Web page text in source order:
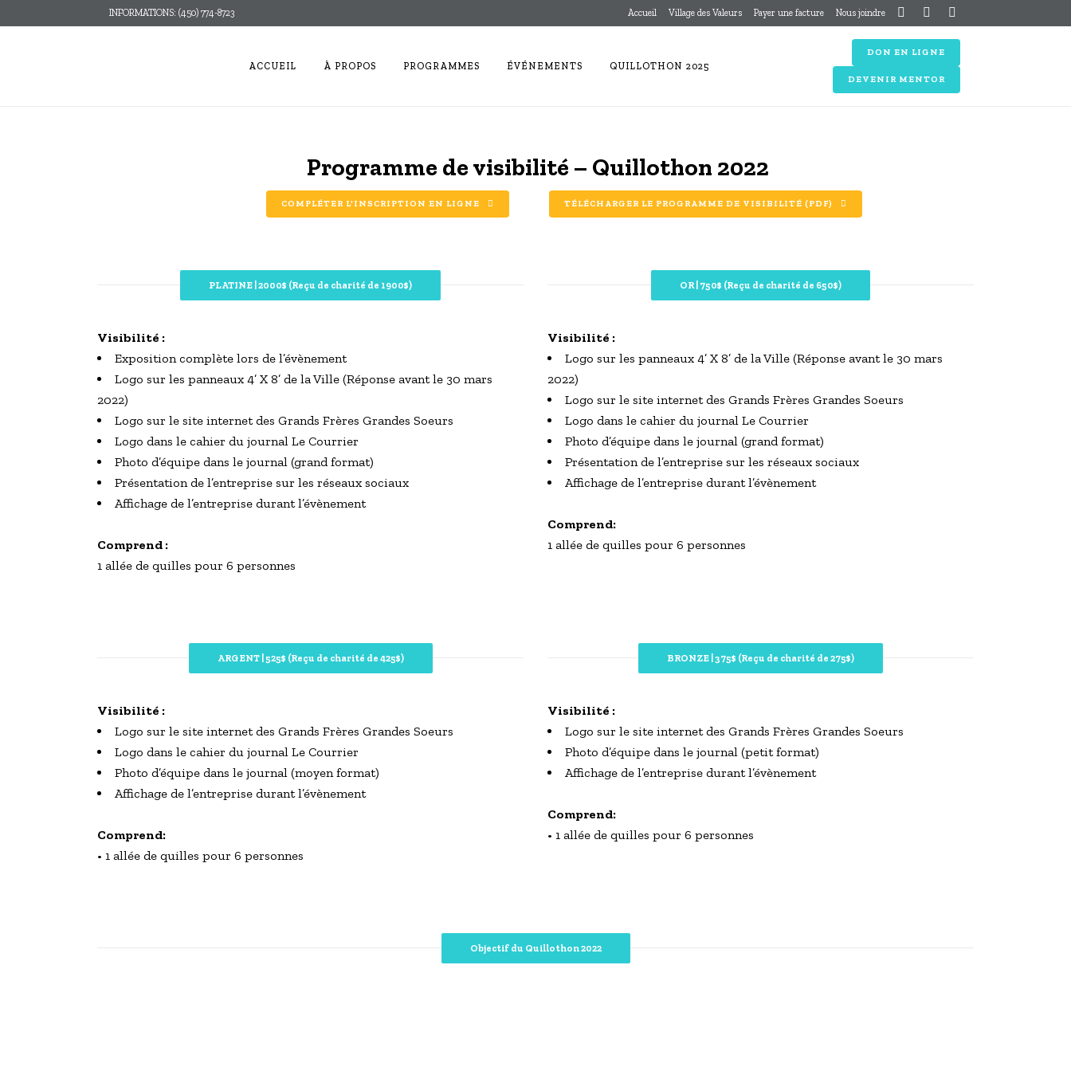
INFORMATIONS: (450) 774-8723 Accueil Village des Valeurs Payer une facture Nous joindre
DON EN LIGNE
DEVENIR MENTOR
ACCUEIL À PROPOS PROGRAMMES ÉVÉNEMENTS QUILLOTHON 2025
Programme de visibilité – Quillothon 2022
COMPLÉTER L'INSCRIPTION EN LIGNE TÉLÉCHARGER LE PROGRAMME DE VISIBILITÉ (PDF)
PLATINE | 2000$ (Reçu de charité de 1900$)
Visibilité :
Exposition complète lors de l’évènement
Logo sur les panneaux 4’ X 8’ de la Ville (Réponse avant le 30 mars
2022)
Logo sur le site internet des Grands Frères Grandes Soeurs
Logo dans le cahier du journal Le Courrier
Photo d’équipe dans le journal (grand format)
Présentation de l’entreprise sur les réseaux sociaux
Affichage de l’entreprise durant l’évènement
Comprend :
1 allée de quilles pour 6 personnes
OR | 750$ (Reçu de charité de 650$)
Visibilité :
Logo sur les panneaux 4’ X 8’ de la Ville (Réponse avant le 30 mars
2022)
Logo sur le site internet des Grands Frères Grandes Soeurs
Logo dans le cahier du journal Le Courrier
Photo d’équipe dans le journal (grand format)
Présentation de l’entreprise sur les réseaux sociaux
Affichage de l’entreprise durant l’évènement
Comprend:
1 allée de quilles pour 6 personnes
ARGENT | 525$ (Reçu de charité de 425$)
Visibilité :
Logo sur le site internet des Grands Frères Grandes Soeurs
Logo dans le cahier du journal Le Courrier
Photo d’équipe dans le journal (moyen format)
Affichage de l’entreprise durant l’évènement
Comprend:
• 1 allée de quilles pour 6 personnes
BRONZE | 375$ (Reçu de charité de 275$)
Visibilité :
Logo sur le site internet des Grands Frères Grandes Soeurs
Photo d’équipe dans le journal (petit format)
Affichage de l’entreprise durant l’évènement
Comprend:
• 1 allée de quilles pour 6 personnes
Objectif du Quillothon 2022